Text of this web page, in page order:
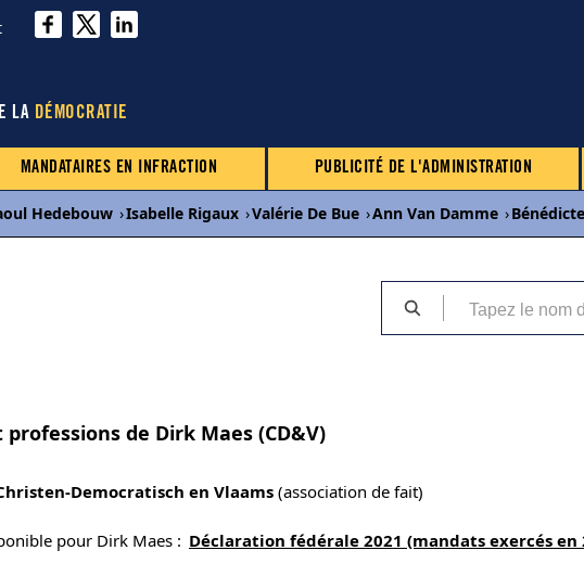
LA DÉMOCRATIE
MANDATAIRES EN INFRACTION PUBLICITÉ DE L'ADMINISTRATION
Hedebouw ›Isabelle Rigaux ›Valérie De Bue ›Ann Van Damme ›
de Dirk Maes (CD&V)
Democratisch en Vlaams (association de fait)
pour Dirk Maes : Déclaration fédérale 2021 (mandats exercés en